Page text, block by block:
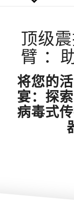
顶级
臂 ：
将您的
宴：探
病毒式